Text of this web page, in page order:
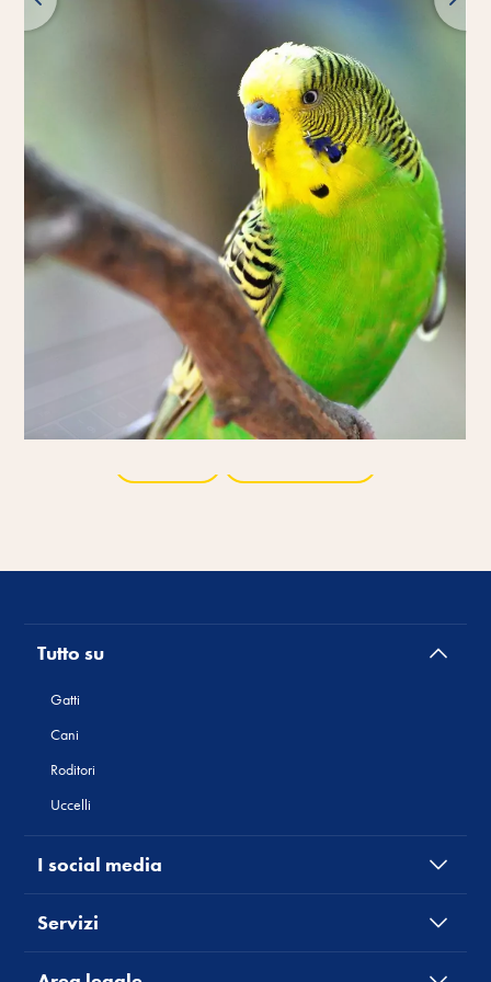
Tutto su
Gatti
Cani
Roditori
Uccelli
I social media
Servizi